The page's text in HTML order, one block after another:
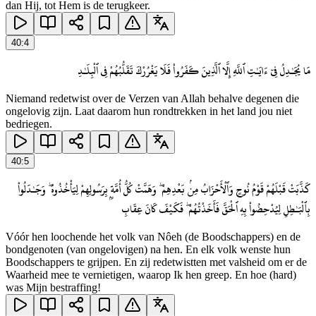
dan Hij, tot Hem is de terugkeer.
40:4
مَا يُجَـٰدِلُ فِىٓ ءَايَـٰتِ ٱللَّهِ إِلَّا ٱلَّذِينَ كَفَرُوا۟ فَلَا يَغْرُرْكَ تَقَلُّبُهُمْ فِى ٱلْبِلَـٰدِ
Niemand redetwist over de Verzen van Allah behalve degenen die
ongelovig zijn. Laat daarom hun rondtrekken in het land jou niet
bedriegen.
40:5
كَذَّبَتْ قَبْلَهُمْ قَوْمُ نُوحٍ وَٱلْأَحْزَابُ مِنۢ بَعْدِهِمْ ۖ وَهَمَّتْ كُلُّ أُمَّةٍۭ بِرَسُولِهِمْ لِيَأْخُذُوهُ ۖ وَجَـٰدَلُوا۟
بِٱلْبَـٰطِلِ لِيُدْحِضُوا۟ بِهِ ٱلْحَقَّ فَأَخَذْتُهُمْ ۖ فَكَيْفَ كَانَ عِقَابِ
Vóór hen loochende het volk van Nôeh (de Boodschappers) en de
bondgenoten (van ongelovigen) na hen. En elk volk wenste hun
Boodschappers te grijpen. En zij redetwistten met valsheid om er de
Waarheid mee te vernietigen, waarop Ik hen greep. En hoe (hard)
was Mijn bestraffing!